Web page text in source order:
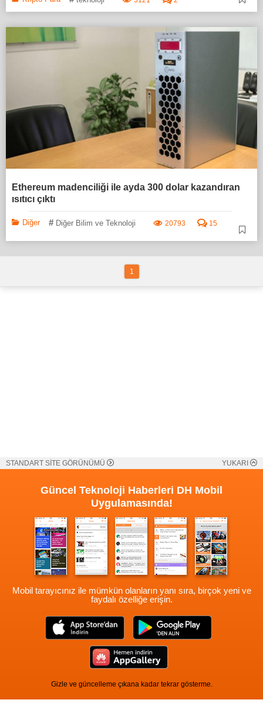
Ethereum madenciliği ile ayda 300 dolar kazandıran
ısıtıcı çıktı
Diğer # Diğer Bilim ve Teknoloji 20793 15
1
STANDART SİTE GÖRÜNÜMÜ YUKARI
Güncel Teknoloji Haberleri DH Mobil
Uygulamasında!
Mobil tarayıcınız ile mümkün olanların yanı sıra, birçok yeni ve
faydalı özelliğe erişin.
Gizle ve güncelleme çıkana kadar tekrar gösterme.